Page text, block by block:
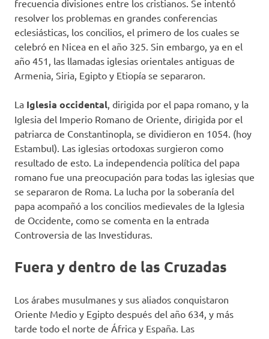
frecuencia divisiones entre los cristianos. Se intentó
resolver los problemas en grandes conferencias
eclesiásticas, los concilios, el primero de los cuales se
celebró en Nicea en el año 325. Sin embargo, ya en el
año 451, las llamadas iglesias orientales antiguas de
Armenia, Siria, Egipto y Etiopía se separaron.
La Iglesia occidental , dirigida por el papa romano, y la
Iglesia del Imperio Romano de Oriente, dirigida por el
patriarca de Constantinopla, se dividieron en 1054. (hoy
Estambul). Las iglesias ortodoxas surgieron como
resultado de esto. La independencia política del papa
romano fue una preocupación para todas las iglesias que
se separaron de Roma. La lucha por la soberanía del
papa acompañó a los concilios medievales de la Iglesia
de Occidente, como se comenta en la entrada
Controversia de las Investiduras.
Fuera y dentro de las Cruzadas
Los árabes musulmanes y sus aliados conquistaron
Oriente Medio y Egipto después del año 634, y más
tarde todo el norte de África y España. Las